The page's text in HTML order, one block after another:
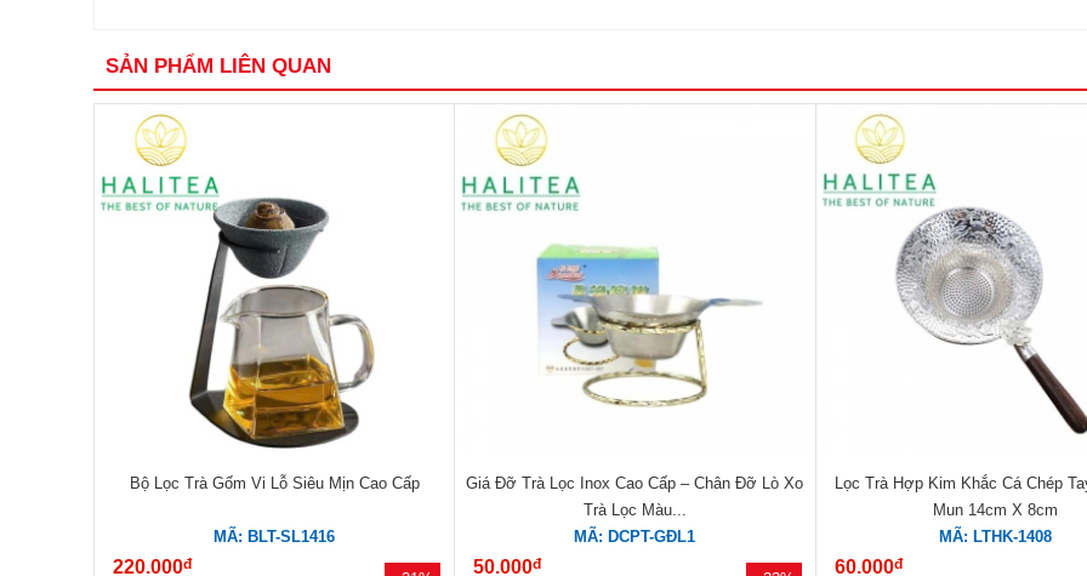
SẢN PHẨM LIÊN QUAN
Bộ Lọc Trà Gốm Vi Lỗ Siêu Mịn Cao Cấp
MÃ: BLT-SL1416
220.000đ
Giá Đỡ Trà Lọc Inox Cao Cấp – Chân Đỡ Lò Xo
Trà Lọc Màu...
MÃ: DCPT-GĐL1
50.000đ
Lọc Trà Hợp Kim Khắc Cá Chép
Mun 14cm X 8cm
MÃ: LTHK-1408
60.000đ